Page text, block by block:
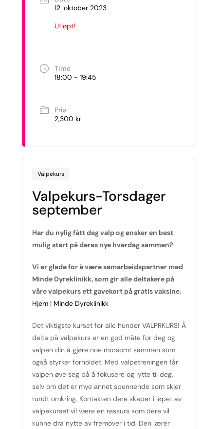
12. oktober 2023
Utløpt!
Time
18:00 - 19:45
Pris
2,300 kr
Valpekurs
Valpekurs-Torsdager
september
Har du nylig fått deg valp og ønsker en best
mulig start på deres nye hverdag sammen?
Vi er glade for å være samarbeidspartner med
Minde Dyreklinikk, som gir alle deltakere på
våre valpekurs ett gavekort på gratis vaksine.
Hjem | Minde Dyreklinikk
Det viktigste kurset for alle hunder VALPRKURS! Å
delta på valpekurs er en god måte for deg og
valpen din å gjøre noe morsomt sammen som
også styrker forholdet. Med valpetreningen får
valpen øve seg på å fokusere og lytte til deg,
selv om det er mye annet spennende som skjer
rundt omkring. Kontakten dere skaper i løpet av
valpekurset vil være en ressurs som dere vil
kunne dra nytte av fremover i tid. Den lærer